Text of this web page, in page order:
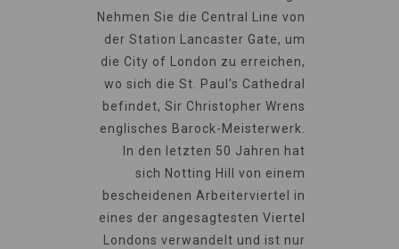
Nehmen Sie die Central Line von
der Station Lancaster Gate, um
die City of London zu erreichen,
wo sich die St. Paul's Cathedral
befindet, Sir Christopher Wrens
englisches Barock-Meisterwerk.
In den letzten 50 Jahren hat
sich Notting Hill von einem
bescheidenen Arbeiterviertel in
eines der angesagtesten Viertel
Londons verwandelt und ist nur